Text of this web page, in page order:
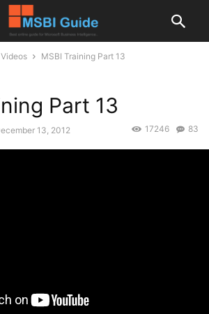
MSBI Training Part 13
Part 13
13, 2012 83
17246